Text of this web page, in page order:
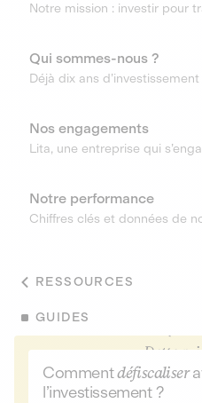
Notre mission : investir pour
Qui sommes-nous ?
Déjà dix ans
Nos engagements
Lita, une entreprise qui
Notre performance
Chiffres clés et données de
RESSOURCES
GUIDES
Commentdéfiscaliser
l’investissement ?